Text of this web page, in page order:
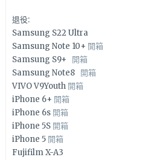
退役:
Samsung S22 Ultra
Samsung Note 10+ 開箱
Samsung S9+ 開箱
Samsung Note8 開箱
VIVO V9Youth 開箱
iPhone 6+ 開箱
iPhone 6s 開箱
iPhone 5S 開箱
iPhone 5 開箱
Fujifilm X-A3